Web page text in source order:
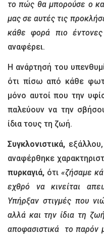
το πώς θα μπορούσε ο
μας σε αυτές τις
κάθε φορά πιο
αναφέρει.
Η ανάρτησή του
ότι πίσω από κάθε
μόνο αυτοί που την
παλεύουν να την
ίδια τους τη ζωή.
Συγκλονιστικά,
αναφέρθηκε
πυρκαγιά, ότι«ζήσαμε
εχθρό να κινείται
Υπήρξαν στιγμές που
αλλά και την ίδια τη
αποφασιστικά το παρόν